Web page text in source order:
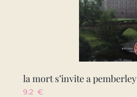
la mort s’invite a pemberley
9.2 €